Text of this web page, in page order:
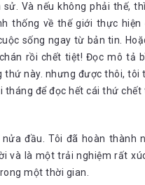
sử. Và nếu không phải thế,
thống về thế giới thực hiện
sống ngay từ bản tin.
rồi chết tiệt! Đọc mô tả
này. nhưng được thôi, tôi
để đọc hết cái thứ chết
đầu. Tôi đã hoàn thành
và là một trải nghiệm rất
một thời gian.